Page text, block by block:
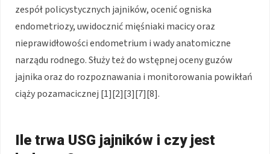
zespół policystycznych jajników, ocenić ogniska
endometriozy, uwidocznić mięśniaki macicy oraz
nieprawidłowości endometrium i wady anatomiczne
narządu rodnego. Służy też do wstępnej oceny guzów
jajnika oraz do rozpoznawania i monitorowania powikłań
ciąży pozamacicznej [1][2][3][7][8].
Ile trwa USG jajników i czy jest